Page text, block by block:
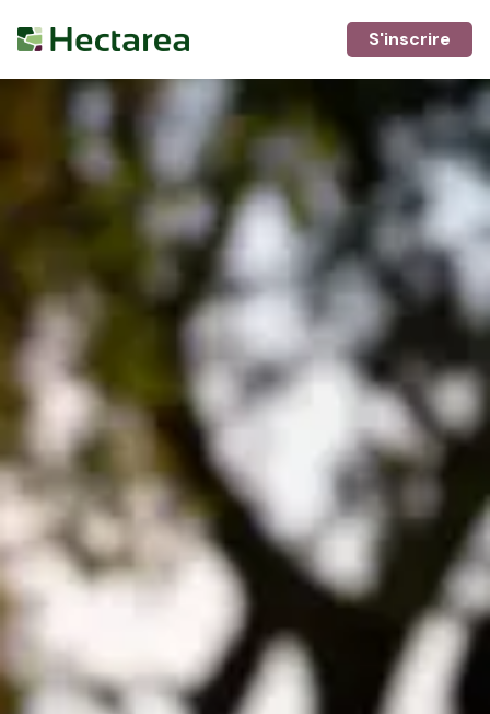
S'inscrire